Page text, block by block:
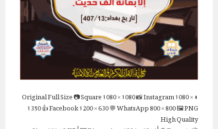
⬇ Original
Full Size📷 Square1080 × 1080📸 Instagram1080 ×
1350👍 Facebook1200 × 630💬 WhatsApp800 × 800🖼 PNG
High Quality